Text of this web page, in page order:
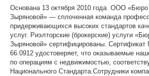
Основана 13 октября 2010 года. ООО
Зыряновой» — сплоченная команда
придерживающихся высоких стандартов
услуг. Риэлторские (брокерские) услуги
Зыряновой» сертифицированы.
66.0912 удостоверяет, что оказываемые
по операциям с недвижимостью,
Национального Стандарта.Сотрудники